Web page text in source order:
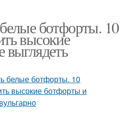
ботфорты. 10
высокие